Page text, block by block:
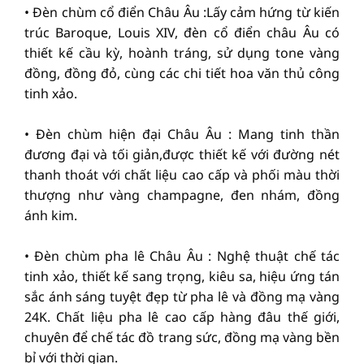
• Đèn chùm cổ điển Châu Âu :Lấy cảm hứng từ kiến
trúc Baroque, Louis XIV, đèn cổ điển châu Âu có
thiết kế cầu kỳ, hoành tráng, sử dụng tone vàng
đồng, đồng đỏ, cùng các chi tiết hoa văn thủ công
tinh xảo.
• Đèn chùm hiện đại Châu Âu : Mang tinh thần
đương đại và tối giản,được thiết kế với đường nét
thanh thoát với chất liệu cao cấp và phối màu thời
thượng như vàng champagne, đen nhám, đồng
ánh kim.
• Đèn chùm pha lê Châu Âu : Nghệ thuật chế tác
tinh xảo, thiết kế sang trọng, kiêu sa, hiệu ứng tán
sắc ánh sáng tuyệt đẹp từ pha lê và đồng mạ vàng
24K. Chất liệu pha lê cao cấp hàng đâu thế giới,
chuyên để chế tác đồ trang sức, đồng mạ vàng bền
bỉ với thời gian.